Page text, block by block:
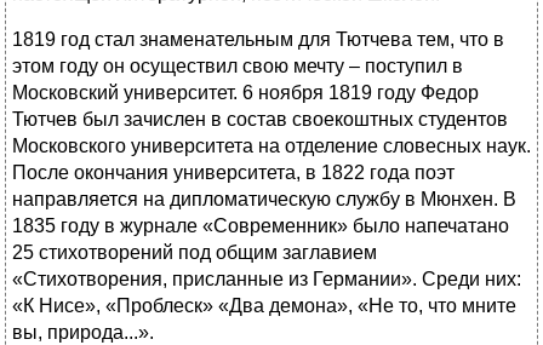
1819 год стал знаменательным для Тютчева тем, что в
этом году он осуществил свою мечту – поступил в
Московский университет. 6 ноября 1819 году Федор
Тютчев был зачислен в состав своекоштных студентов
Московского университета на отделение словесных наук.
После окончания университета, в 1822 года поэт
направляется на дипломатическую службу в Мюнхен. В
1835 году в журнале «Современник» было напечатано
25 стихотворений под общим заглавием
«Стихотворения, присланные из Германии». Среди них:
«К Нисе», «Проблеск» «Два демона», «Не то, что мните
вы, природа...».